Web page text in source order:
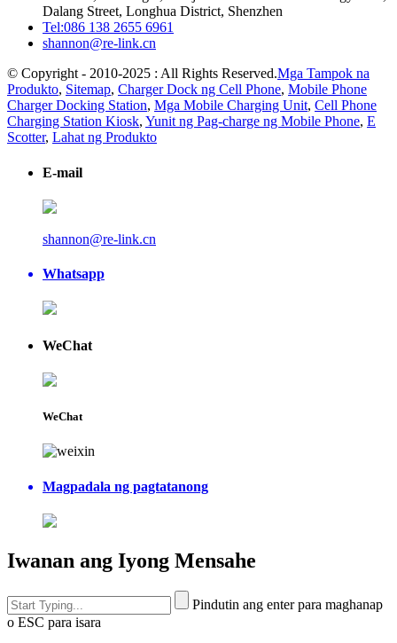
Dalang Street, Longhua District, Shenzhen
Tel:086 138 2655 6961
shannon@re-link.cn
© Copyright - 2010-2025 : All Rights Reserved.Mga Tampok na
Produkto, Sitemap, Charger Dock ng Cell Phone, Mobile Phone
Charger Docking Station, Mga Mobile Charging Unit, Cell Phone
Charging Station Kiosk, Yunit ng Pag-charge ng Mobile Phone, E
Scotter, Lahat ng Produkto
E-mail
shannon@re-link.cn
Whatsapp
WeChat
WeChat
Magpadala ng pagtatanong
Iwanan ang Iyong Mensahe
Pindutin ang enter para maghanap
o ESC para isara